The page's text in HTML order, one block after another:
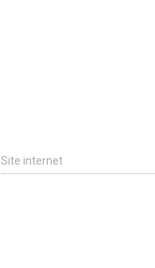
Site internet